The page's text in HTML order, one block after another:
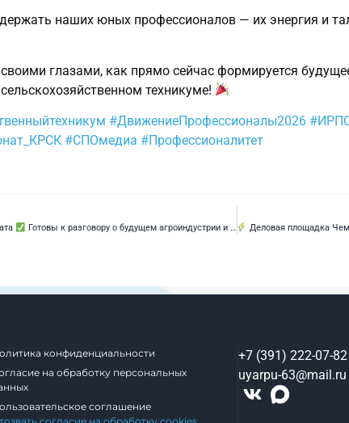
наших юных профессионалов — их энергия и
своими глазами, как прямо сейчас формируется
техникуме!
#ДвижениеПрофессионалы2026
#СПОмедиа #Профессионалитет
Готовы к разговору о будущем агроиндустрии и профессионального образования? Деловая площадка
конфиденциальности
на обработку персональных
соглашение
+7 (391) 222-07-82
uyarpu-63@mail.ru